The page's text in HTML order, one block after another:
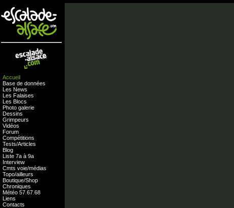
Accueil
Base de données
Les News
Les Falaises
Les Blocs
Photo galerie
Dessins
Grimpeurs
Vidéos
Forum
Compétitions
Tests/Articles
Blog
Liste 7a à 9a
Interview
Cmts voie/médias
Topo/ailleurs
Boutique/Shop
Chroniques
Météo 57 67 68
Liens
Contacts